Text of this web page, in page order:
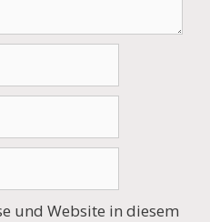
und Website in diesem